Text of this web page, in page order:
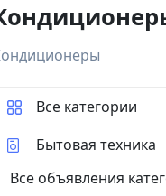
Все категории
Бытовая техника
Все объявления